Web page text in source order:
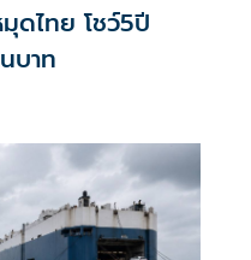
ดไทย โชว์5ปี
บาท